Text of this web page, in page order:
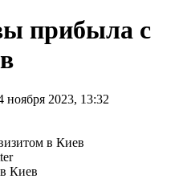
прибыла с
ноября 2023, 13:32
Киев